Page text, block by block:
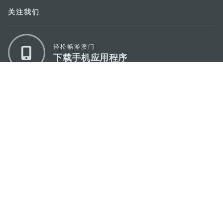
关注我们
轻松畅游澳门
下载手机应用程序